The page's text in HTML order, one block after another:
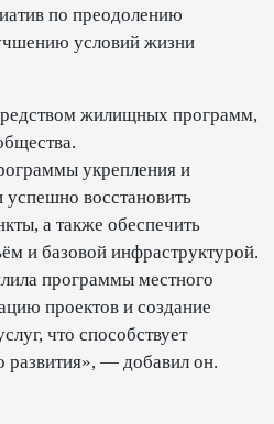
по преодолению
условий жизни
жилищных программ,
укрепления и
успешно восстановить
а также обеспечить
и базовой инфраструктурой.
программы местного
проектов и создание
что способствует
— добавил он.